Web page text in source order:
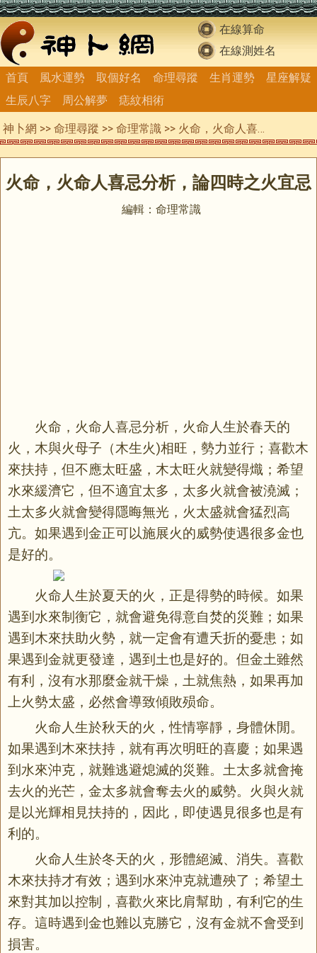
在線算命
在線測姓名
首頁
風水運勢 取個好名 命理尋蹤 生肖運勢
星座解疑
生辰八字
周公解夢 痣紋相術
神卜網 >> 命理尋蹤 >> 命理常識 >> 火命，火命人喜忌分析，論四時之火宜忌
火命，火命人喜忌分析，論四時之火宜忌
編輯：命理常識
火命，火命人喜忌分析，火命人生於春天的
火，木與火母子（木生火)相旺，勢力並行；喜歡木
來扶持，但不應太旺盛，木太旺火就變得熾；希望
水來緩濟它，但不適宜太多，太多火就會被澆滅；
土太多火就會變得隱晦無光，火太盛就會猛烈高
亢。如果遇到金正可以施展火的威勢使遇很多金也
是好的。
火命人生於夏天的火，正是得勢的時候。如果
遇到水來制衡它，就會避免得意自焚的災難；如果
遇到木來扶助火勢，就一定會有遭夭折的憂患；如
果遇到金就更發達，遇到土也是好的。但金土雖然
有利，沒有水那麼金就干燥，土就焦熱，如果再加
上火勢太盛，必然會導致傾敗殒命。
火命人生於秋天的火，性情寧靜，身體休閒。
如果遇到木來扶持，就有再次明旺的喜慶；如果遇
到水來沖克，就難逃避熄滅的災難。土太多就會掩
去火的光芒，金太多就會奪去火的威勢。火與火就
是以光輝相見扶持的，因此，即使遇見很多也是有
利的。
火命人生於冬天的火，形體絕滅、消失。喜歡
木來扶持才有效；遇到水來沖克就遭殃了；希望土
來對其加以控制，喜歡火來比肩幫助，有利它的生
存。這時遇到金也難以克勝它，沒有金就不會受到
損害。